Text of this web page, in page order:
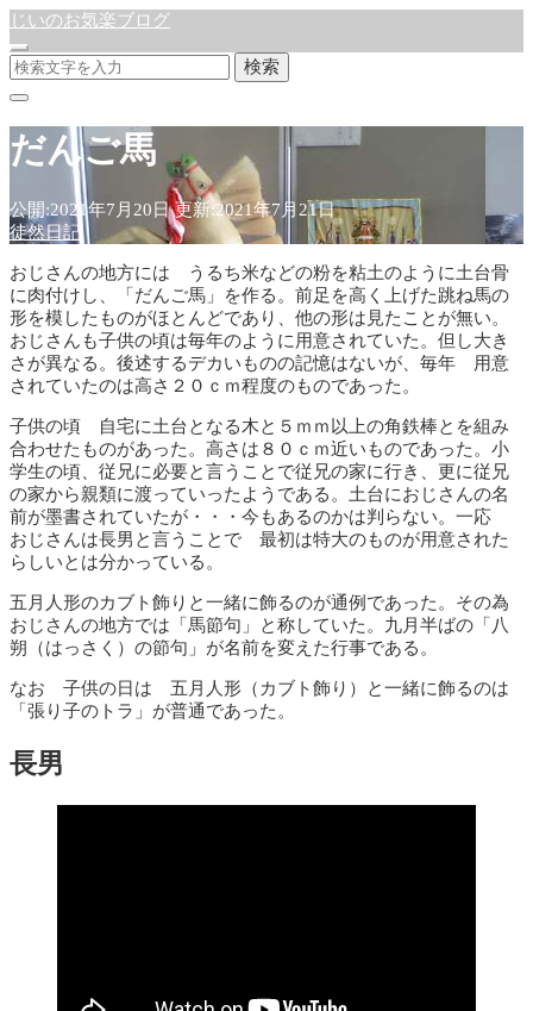
じいのお気楽ブログ
検索
だんご馬
公開:2021年7月20日 更新:2021年7月21日
徒然日記
おじさんの地方には うるち米などの粉を粘土のように土台骨
に肉付けし、「だんご馬」を作る。前足を高く上げた跳ね馬の
形を模したものがほとんどであり、他の形は見たことが無い。
おじさんも子供の頃は毎年のように用意されていた。但し大き
さが異なる。後述するデカいものの記憶はないが、毎年 用意
されていたのは高さ２０ｃｍ程度のものであった。
子供の頃 自宅に土台となる木と５ｍｍ以上の角鉄棒とを組み
合わせたものがあった。高さは８０ｃｍ近いものであった。小
学生の頃、従兄に必要と言うことで従兄の家に行き、更に従兄
の家から親類に渡っていったようである。土台におじさんの名
前が墨書されていたが・・・今もあるのかは判らない。一応
おじさんは長男と言うことで 最初は特大のものが用意された
らしいとは分かっている。
五月人形のカブト飾りと一緒に飾るのが通例であった。その為
おじさんの地方では「馬節句」と称していた。九月半ばの「八
朔（はっさく）の節句」が名前を変えた行事である。
なお 子供の日は 五月人形（カブト飾り）と一緒に飾るのは
「張り子のトラ」が普通であった。
長男